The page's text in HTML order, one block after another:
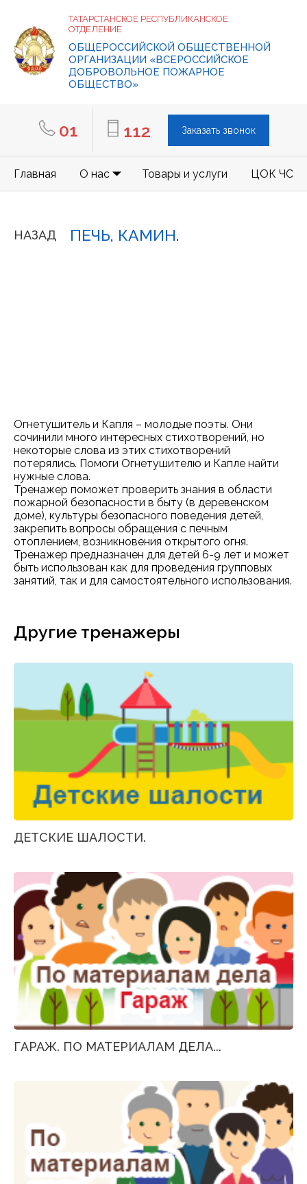
ТАТАРСТАНСКОЕ РЕСПУБЛИКАНСКОЕ
ОТДЕЛЕНИЕ
ОБЩЕРОССИЙСКОЙ ОБЩЕСТВЕННОЙ
ОРГАНИЗАЦИИ «ВСЕРОССИЙСКОЕ
ДОБРОВОЛЬНОЕ ПОЖАРНОЕ
ОБЩЕСТВО»
01 112 Заказать звонок
Главная О нас Товары и услуги ЦОК ЧС
НАЗАД ПЕЧЬ, КАМИН.
Огнетушитель и Капля – молодые поэты. Они
сочинили много интересных стихотворений, но
некоторые слова из этих стихотворений
потерялись. Помоги Огнетушителю и Капле найти
нужные слова.
Тренажер поможет проверить знания в области
пожарной безопасности в быту (в деревенском
доме), культуры безопасного поведения детей,
закрепить вопросы обращения с печным
отоплением, возникновения открытого огня.
Тренажер предназначен для детей 6-9 лет и может
быть использован как для проведения групповых
занятий, так и для самостоятельного использования.
Другие тренажеры
ДЕТСКИЕ ШАЛОСТИ.
ГАРАЖ. ПО МАТЕРИАЛАМ ДЕЛА...